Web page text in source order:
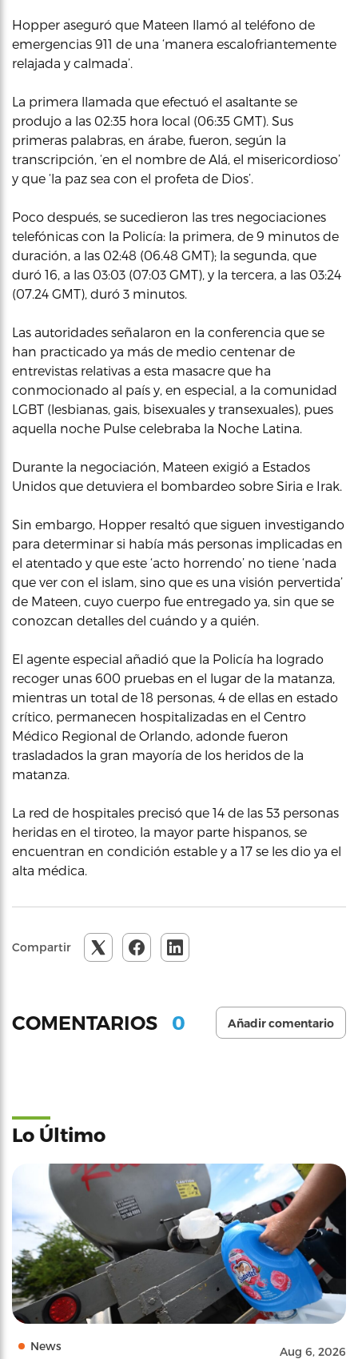
Hopper aseguró que Mateen llamó al teléfono de
emergencias 911 de una ‘manera escalofriantemente
relajada y calmada’.
La primera llamada que efectuó el asaltante se
produjo a las 02:35 hora local (06:35 GMT). Sus
primeras palabras, en árabe, fueron, según la
transcripción, ‘en el nombre de Alá, el misericordioso’
y que ‘la paz sea con el profeta de Dios’.
Poco después, se sucedieron las tres negociaciones
telefónicas con la Policía: la primera, de 9 minutos de
duración, a las 02:48 (06.48 GMT); la segunda, que
duró 16, a las 03:03 (07:03 GMT), y la tercera, a las 03:24
(07.24 GMT), duró 3 minutos.
Las autoridades señalaron en la conferencia que se
han practicado ya más de medio centenar de
entrevistas relativas a esta masacre que ha
conmocionado al país y, en especial, a la comunidad
LGBT (lesbianas, gais, bisexuales y transexuales), pues
aquella noche Pulse celebraba la Noche Latina.
Durante la negociación, Mateen exigió a Estados
Unidos que detuviera el bombardeo sobre Siria e Irak.
Sin embargo, Hopper resaltó que siguen investigando
para determinar si había más personas implicadas en
el atentado y que este ‘acto horrendo’ no tiene ‘nada
que ver con el islam, sino que es una visión pervertida’
de Mateen, cuyo cuerpo fue entregado ya, sin que se
conozcan detalles del cuándo y a quién.
El agente especial añadió que la Policía ha logrado
recoger unas 600 pruebas en el lugar de la matanza,
mientras un total de 18 personas, 4 de ellas en estado
crítico, permanecen hospitalizadas en el Centro
Médico Regional de Orlando, adonde fueron
trasladados la gran mayoría de los heridos de la
matanza.
La red de hospitales precisó que 14 de las 53 personas
heridas en el tiroteo, la mayor parte hispanos, se
encuentran en condición estable y a 17 se les dio ya el
alta médica.
Compartir
COMENTARIOS 0 Añadir comentario
Lo Último
News Aug 6, 2026